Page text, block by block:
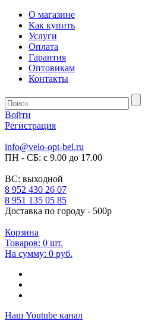
О магазине
Как купить
Услуги
Оплата
Гарантия
Оптовикам
Контакты
Войти
Регистрация
info@velo-opt-bel.ru
ПН - СБ: с 9.00 до 17.00
ВС: выходной
8 952 430 26 07
8 951 135 05 85
Доставка по городу - 500р
Корзина
Товаров: 0 шт.
На сумму: 0 руб.
Наш Youtube канал